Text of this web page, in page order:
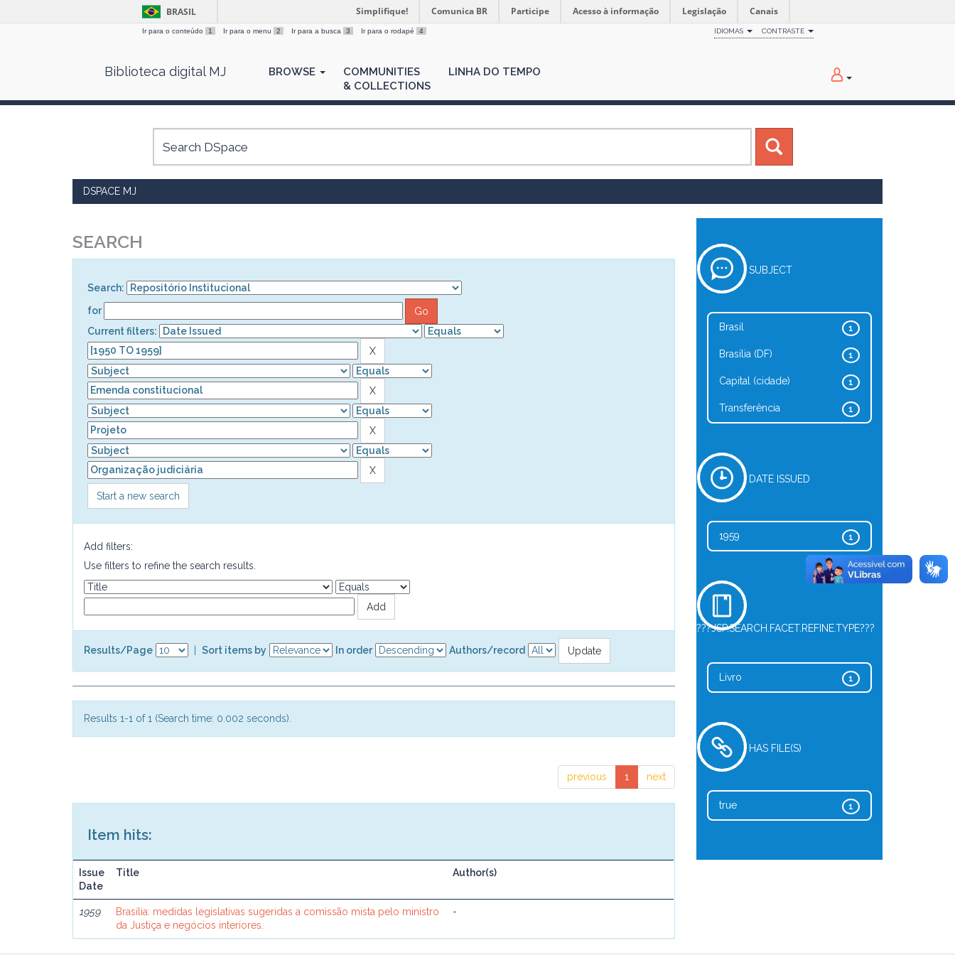
BRASIL Simplifique! Comunica BR Participe Acesso à informação Legislação Canais
Ir para o conteúdo 1 Ir para o menu 2 Ir para a busca 3 Ir para o rodapé 4 IDIOMAS CONTRASTE
Biblioteca digital MJ BROWSE
COMMUNITIES
& COLLECTIONS
LINHA DO TEMPO
DSPACE MJ
SEARCH
Search:
for
Current filters:
Start a new search
Add filters:
Use filters to refine the search results.
Results/Page Sort items by In order Authors/record
Results 1-1 of 1 (Search time: 0.002 seconds).
previous 1 next
Item hits:
Issue
Date
Title Author(s)
1959
Brasília: medidas legislativas sugeridas a comissão mista pelo ministro
da Justiça e negócios interiores.
-
SUBJECT
1
Brasil
1
Brasília (DF)
1
Capital (cidade)
1
Transferência
DATE ISSUED
1
1959
???JSP.SEARCH.FACET.REFINE.TYPE???
1
Livro
HAS FILE(S)
1
true